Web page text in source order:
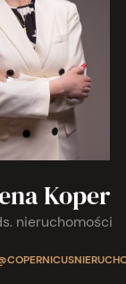
Koper
nieruchomości